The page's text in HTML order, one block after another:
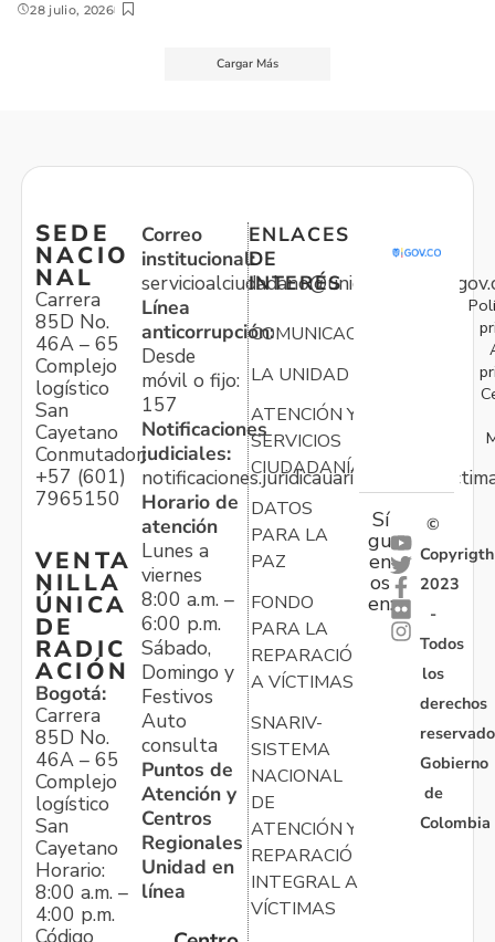
28 julio, 2026
Cargar Más
SEDE
NACIO
NAL
Carrera
85D No.
46A – 65
Complejo
logístico
San
Cayetano
Conmutador:
+57 (601)
7965150
VENTA
NILLA
ÚNICA
DE
RADIC
ACIÓN
Bogotá:
Carrera
85D No.
46A – 65
Complejo
logístico
San
Cayetano
Horario:
8:00 a.m. –
4:00 p.m.
Código
Correo
institucional:
Línea
anticorrupción:
Desde
móvil o fijo:
157
Notificaciones
judiciales:
Horario de
atención
Lunes a
viernes
8:00 a.m. –
6:00 p.m.
Sábado,
Domingo y
Festivos
Auto
consulta
Puntos de
Atención y
Centros
Regionales
Unidad en
línea
ENLACES
DE
INTERÉS
COMUNICACIONES
LA UNIDAD
ATENCIÓN Y
SERVICIOS
CIUDADANÍA
DATOS
PARA LA
PAZ
FONDO
PARA LA
REPARACIÓN
A VÍCTIMAS
SNARIV-
SISTEMA
NACIONAL
DE
ATENCIÓN Y
REPARACIÓN
INTEGRAL A
VÍCTIMAS
Sí
gu
en
os
en:
©
Copyrigth
2023
-
Todos
los
derechos
Gobierno
de
Colombia